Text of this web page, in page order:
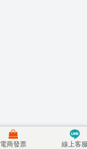
電商發票 線上客